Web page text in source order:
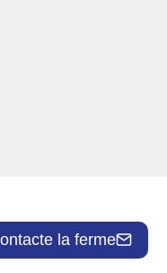
la ferme